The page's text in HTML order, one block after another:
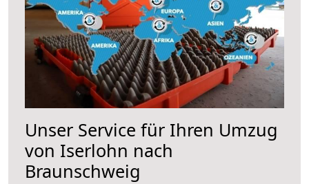
Unser Service für Ihren Umzug
von Iserlohn nach
Braunschweig